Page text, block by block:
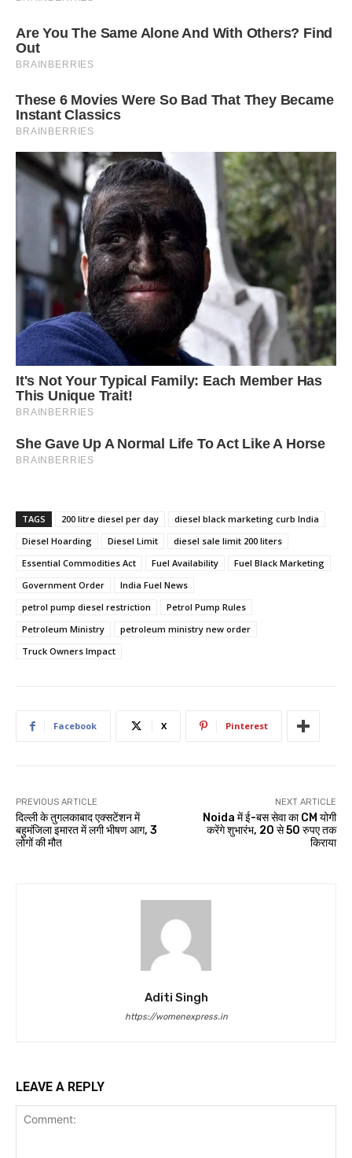
TAGS 200 litre diesel per day
diesel black marketing curb India
Diesel Hoarding
Diesel Limit
diesel sale limit 200 liters
Essential Commodities Act
Fuel Availability
Fuel Black Marketing
Government Order
India Fuel News
petrol pump diesel restriction
Petrol Pump Rules
Petroleum Ministry
petroleum ministry new order
Truck Owners Impact
Facebook X Pinterest
PREVIOUS ARTICLE
दिल्ली के तुगलकाबाद एक्सटेंशन में
बहुमंजिला इमारत में लगी भीषण आग, 3
लोगों की मौत
NEXT ARTICLE
Noida में ई-बस सेवा का CM योगी
करेंगे शुभारंभ, 20 से 50 रुपए तक
किराया
Aditi Singh
https://womenexpress.in
LEAVE A REPLY